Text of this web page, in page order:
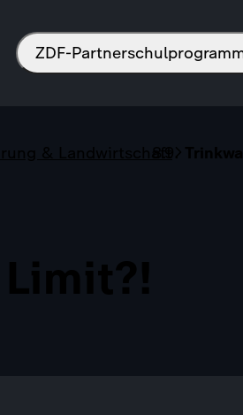
ZDF-
& Landwirtschaft